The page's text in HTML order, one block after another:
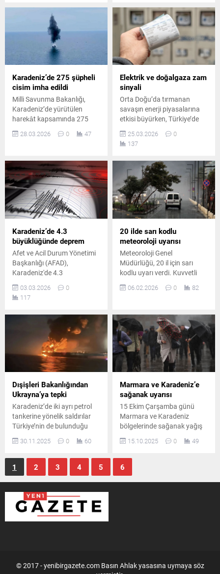
açıklamada, saldırının
Rusya'ya ait bir insansız
hava aracıyla düzenlendiği
kaydedildi.
Karadeniz’de 275 şüpheli
cisim imha edildi
Milli Savunma Bakanlığı,
Karadeniz’de yürütülen
harekât kapsamında 275
şüpheli cismin tespit edilerek
imha edildiğini açıkladı.
bulunduğu bildirildi,
operasyonlar aralıksız
sürdürülüyor.
28.03.2026 0 47
Elektrik ve doğalgaza zam
sinyali
Orta Doğu’da tırmanan
savaşın enerji piyasalarına
etkisi büyürken, Türkiye’de
elektrik ve doğalgaz
fiyatlarına zam ihtimali
gündeme geldi. Yetkililer,
halinde etkilerin
artabileceğini belirtiyor.
25.03.2026
0
137
Karadeniz’de 4.3
büyüklüğünde deprem
Afet ve Acil Durum Yönetimi
Başkanlığı (AFAD),
Karadeniz'de 4.3
büyüklüğünde deprem
meydana geldiğini bildirdi.
03.03.2026
0
117
20 ilde sarı kodlu
meteoroloji uyarısı
Meteoroloji Genel
Müdürlüğü, 20 il için sarı
kodlu uyarı verdi. Kuvvetli
yağış, fırtına ve karla karışık
yağmur beklentisi bulunuyor.
kesilerinde çığ tehlikesi
devam ediyor.
06.02.2026 0 82
Dışişleri Bakanlığından
Ukrayna’ya tepki
Karadeniz’de iki ayrı petrol
tankerine yönelik saldırılar
Türkiye’nin de bulunduğu
bölgede ciddi güvenlik
endişelerine yol açtı. Dışişleri
Türkiye'nin Münhasır
Ekonomik Bölgesi içinde
gerçekleştiğini belirterek
riskin büyüdüğünü açıkladı.
30.11.2025 0 60
Marmara ve Karadeniz’e
sağanak uyarısı
15 Ekim Çarşamba günü
Marmara ve Karadeniz
bölgelerinde sağanak yağış
beklenirken, diğer bölgelerde
güneşli ve az bulutlu bir hava
mevsim normallerine
dönüyor.
15.10.2025 0 49
1 2 3 4 5 6
© 2017 - yenibirgazete.com Basın Ahlak yasasına uymaya söz